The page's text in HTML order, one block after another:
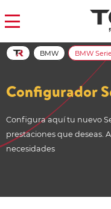
Configurador
Configura aquí tu nuevo
prestaciones que deseas.
necesidades
BMW BMW